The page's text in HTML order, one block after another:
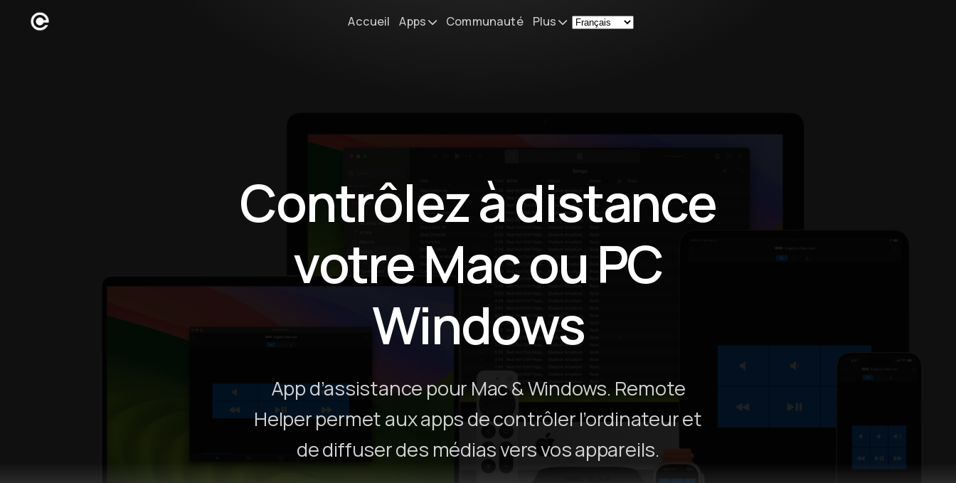
Accueil Apps
iOS/iPadOS/tvOS
Sibelius KeyPad
Finale KeyPad
iOS/iPadOS
Remote Helper
macOS/Windows
Remote Control for TV
iOS/iPadOS
SearchAds Manager
iOS/iPadOS/macOS
Communauté Plus
Contrôlez à distance
votre Mac ou PC
Windows
App d’assistance pour Mac & Windows. Remote
Helper permet aux apps de contrôler l’ordinateur et
de diffuser des médias vers vos appareils.